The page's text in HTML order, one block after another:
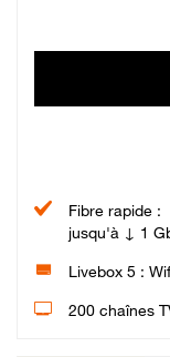
Fibre rapide :
jusqu'à ↓ 1
Livebox 5 :
200 chaînes